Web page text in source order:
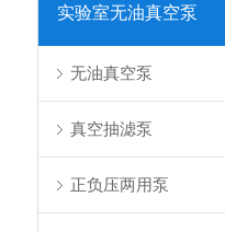
实验室无油真空泵
无油真空泵
真空抽滤泵
正负压两用泵